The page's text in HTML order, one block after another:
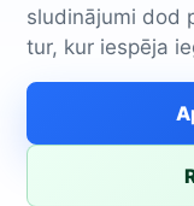
sludinājumi dod
tur, kur iespēja